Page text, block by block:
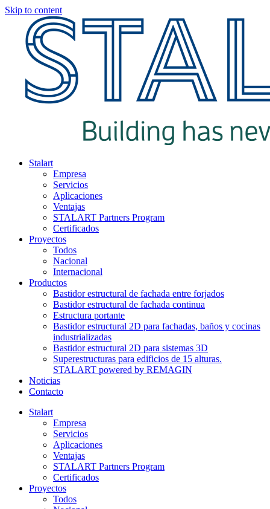
Skip to content
Stalart
Empresa
Servicios
Aplicaciones
Ventajas
STALART Partners Program
Certificados
Proyectos
Todos
Nacional
Internacional
Productos
Bastidor estructural de fachada entre forjados
Bastidor estructural de fachada continua
Estructura portante
Bastidor estructural 2D para fachadas, baños y cocinas
industrializadas
Bastidor estructural 2D para sistemas 3D
Superestructuras para edificios de 15 alturas.
STALART powered by REMAGIN
Noticias
Contacto
Stalart
Empresa
Servicios
Aplicaciones
Ventajas
STALART Partners Program
Certificados
Proyectos
Todos